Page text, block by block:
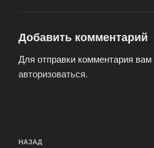
Добавить комментарий
Для отправки комментария
авторизоваться.
Предыдущая
НАЗАД